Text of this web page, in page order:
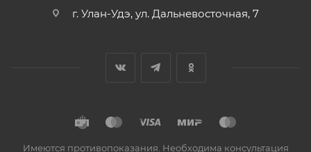
г. Улан-Удэ, ул. Дальневосточная, 7
Имеются противопоказания. Необходима консультация